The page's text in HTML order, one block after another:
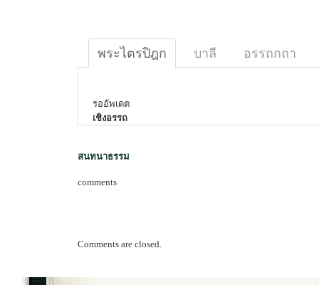
พระไตรปิฎก บาลี อรรถกถา
รออัพเดต
เชิงอรรถ
สนทนาธรรม
comments
Comments are closed.